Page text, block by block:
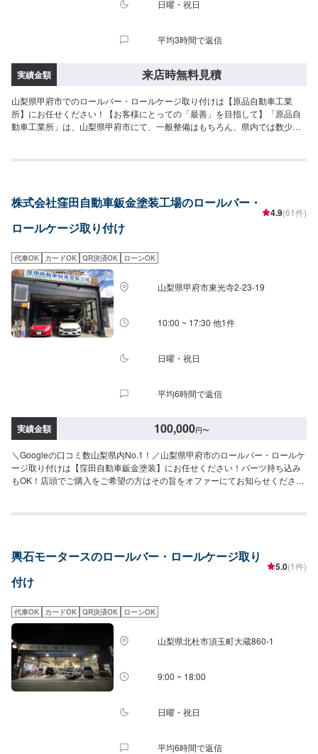
日曜・祝日
平均3時間で返信
実績金額 来店時無料見積
山梨県甲府市でのロールバー・ロールケージ取り付けは【原品自動車工業
所】にお任せください！【お客様にとっての「最善」を目指して】「原品自
動車工業所」は、山梨県甲府市にて、一般整備はもちろん、県内では数少な
ビスなども扱っています。自分らしい車との付き合い方を全力でサポートい
が充実◆【水圧転写】で自分らしい車へ◆福祉住環境コーディネーターの資
格も持ち合わせたエンジニア--------------------【1】オファーにてお問い合わせ
【2】お見積り【3】お見積りにご納得いただければ作業開始【4】仕上がり
お写真など、オファーにて詳細をご入力ください。型番・取り扱い説明書の
お写真をお送りいただきますと、スムーズにご案内可能です。《代車につい
て》●代車の無料貸し出し有り福祉車両の代車もございますので、福祉車両を
ご希望の場合はお申し付けください。《注意》※写真は見本です。※車種やグ
レードなどにより、金額・納車時期が変わります。予めご了承ください。
【定休日・営業時間】定休日：日曜日、祝日、第三土曜日営業時間：
9:00~18:00
株式会社窪田自動車鈑金塗装工場のロールバー・
ロールケージ取り付け
4.9(61件)
代車OK カードOK QR決済OK ローンOK
山梨県甲府市東光寺2-23-19
10:00 ~ 17:30 他1件
日曜・祝日
平均6時間で返信
実績金額 100,000円〜
＼Googleの口コミ数山梨県内No.1！／山梨県甲府市のロールバー・ロールケ
ージ取り付けは【窪田自動車鈑金塗装】にお任せください！パーツ持ち込み
もOK！店頭でご購入をご希望の方はその旨をオファーにてお知らせくださ
りやすくご説明し、納得の行く修理を行っていけるよう心がけております。
車を私たちにお任せください。【1】オファーにてお問い合わせ【2】お見積
り【3】お見積りにご納得いただければ作業開始【4】仕上がり次第納車《代
車について》修理・メンテナンス期間中は代車を無料で手配しております。※
どにより金額が変わりますので、予めご了承ください。【定休日・営業時
間】定休日：日曜日、祝日営業時間：9:00~18:00
輿石モータースのロールバー・ロールケージ取り
付け
5.0(1件)
代車OK カードOK QR決済OK ローンOK
山梨県北杜市須玉町大蔵860-1
9:00 ~ 18:00
日曜・祝日
平均6時間で返信